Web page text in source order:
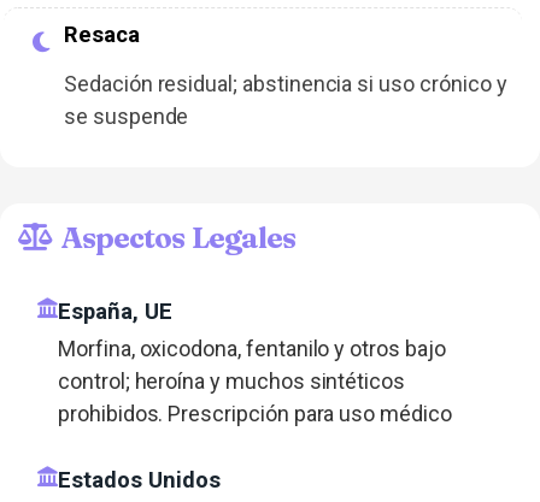
Resaca
Sedación residual; abstinencia si uso crónico y
se suspende
Aspectos Legales
España, UE
Morfina, oxicodona, fentanilo y otros bajo
control; heroína y muchos sintéticos
prohibidos. Prescripción para uso médico
Estados Unidos